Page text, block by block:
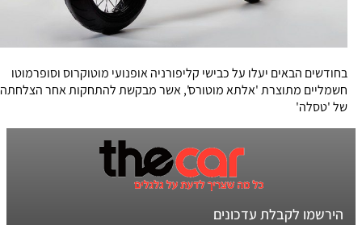
בחודשים הבאים יעלו על כבישי קליפורניה אופנועי מוטוקרוס וסופרמוטו
חשמליים מתוצרת 'אלתא מוטורס', אשר מבקשת להתחקות אחר הצלחתה
של 'טסלה'
הירשמו לקבלת עדכונים